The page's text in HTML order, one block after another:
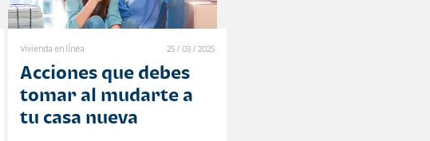
Vivienda en línea 25 / 03 / 2025
Acciones que debes
tomar al mudarte a
tu casa nueva